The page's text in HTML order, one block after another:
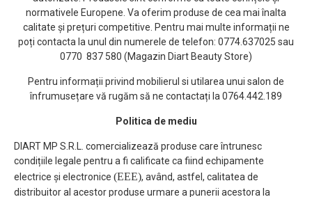
normativele Europene. Va oferim produse de cea mai înalta
calitate și prețuri competitive. Pentru mai multe informații ne
poți contacta la unul din numerele de telefon: 0774.637025 sau
0770 837 580 (Magazin Diart Beauty Store)
Pentru informații privind mobilierul si utilarea unui salon de
înfrumusețare vă rugăm să ne contactați la 0764.442.189
Politica de mediu
DIART MP S.R.L. comercializează produse care întrunesc
condițiile legale pentru a fi calificate ca fiind echipamente
electrice și electronice (EEE), având, astfel, calitatea de
distribuitor al acestor produse urmare a punerii acestora la